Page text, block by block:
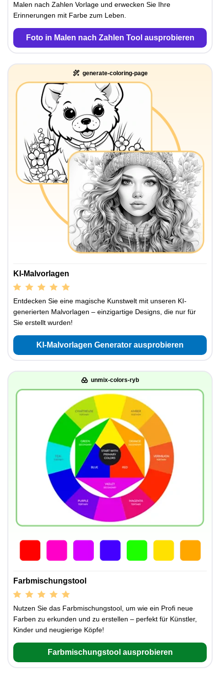
Malen nach Zahlen Vorlage und erwecken Sie Ihre
Erinnerungen mit Farbe zum Leben.
Foto in Malen nach Zahlen Tool ausprobieren
generate-coloring-page
KI-Malvorlagen
Entdecken Sie eine magische Kunstwelt mit unseren KI-
generierten Malvorlagen – einzigartige Designs, die nur für
Sie erstellt wurden!
KI-Malvorlagen Generator ausprobieren
unmix-colors-ryb
Farbmischungstool
Nutzen Sie das Farbmischungstool, um wie ein Profi neue
Farben zu erkunden und zu erstellen – perfekt für Künstler,
Kinder und neugierige Köpfe!
Farbmischungstool ausprobieren